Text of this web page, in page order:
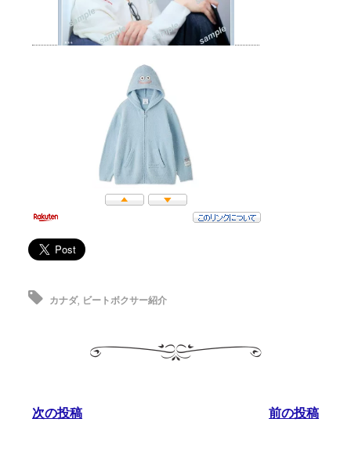
カナダ, ビートボクサー紹介
次の投稿 前の投稿